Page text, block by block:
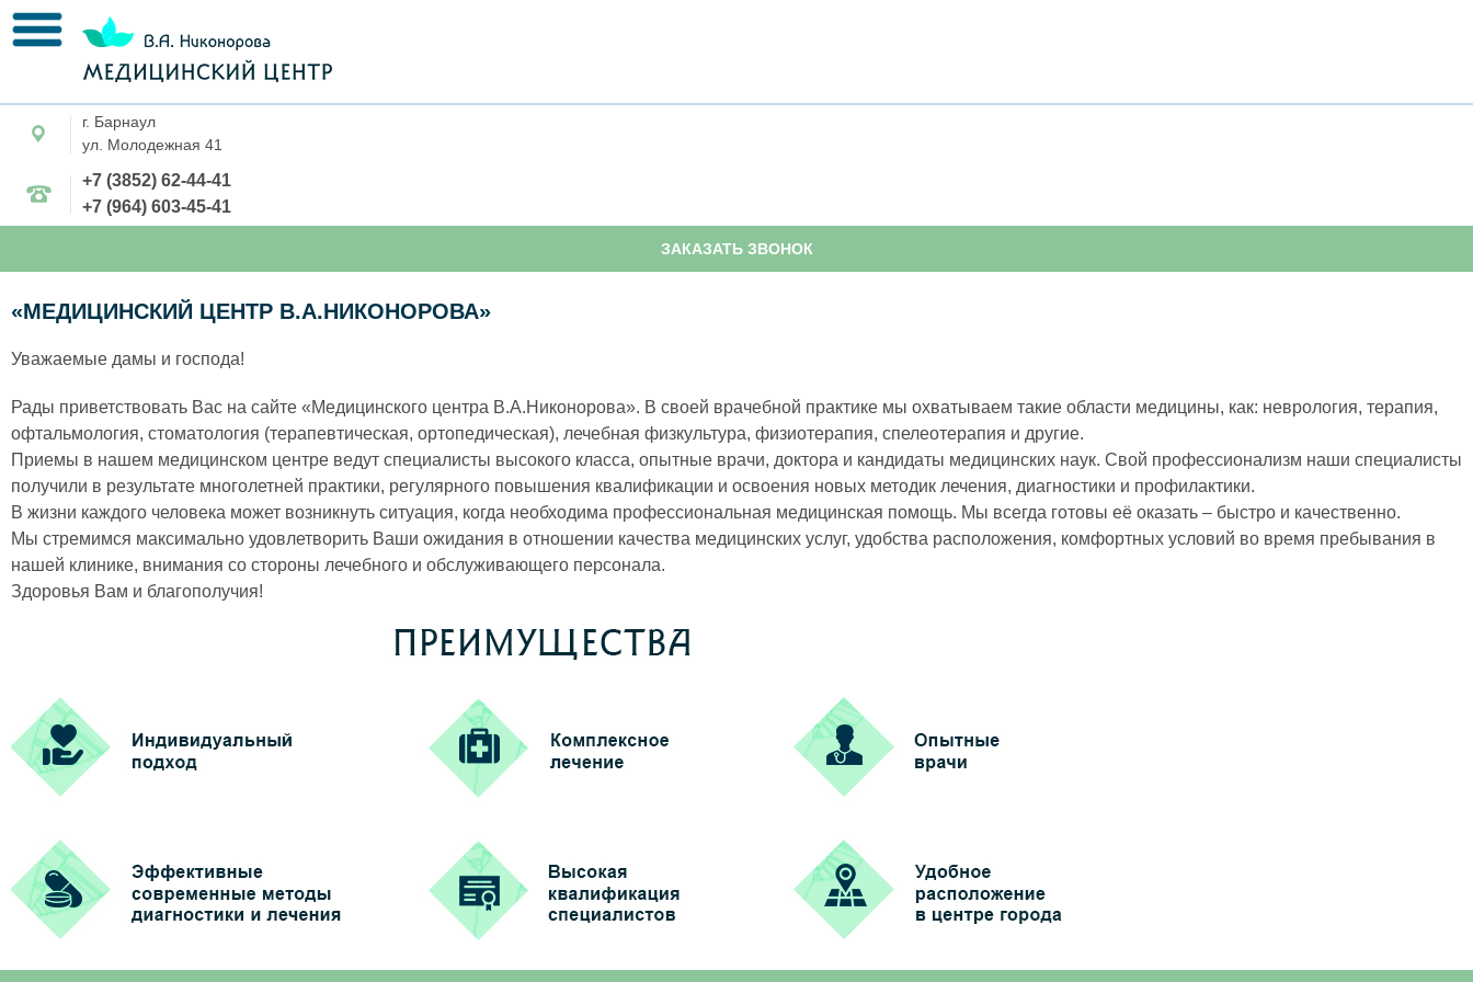
г. Барнаул
ул. Молодежная 41
+7 (3852) 62-44-41
+7 (964) 603-45-41
ЗАКАЗАТЬ ЗВОНОК
«МЕДИЦИНСКИЙ ЦЕНТР В.А.НИКОНОРОВА»
Уважаемые дамы и господа!
Рады приветствовать Вас на сайте «Медицинского центра В.А.Никонорова». В своей врачебной практике мы охватываем такие области медицины, как: неврология, терапия,
офтальмология, стоматология (терапевтическая, ортопедическая), лечебная физкультура, физиотерапия, спелеотерапия и другие.
Приемы в нашем медицинском центре ведут специалисты высокого класса, опытные врачи, доктора и кандидаты медицинских наук. Свой профессионализм наши специалисты
получили в результате многолетней практики, регулярного повышения квалификации и освоения новых методик лечения, диагностики и профилактики.
В жизни каждого человека может возникнуть ситуация, когда необходима профессиональная медицинская помощь. Мы всегда готовы её оказать – быстро и качественно.
Мы стремимся максимально удовлетворить Ваши ожидания в отношении качества медицинских услуг, удобства расположения, комфортных условий во время пребывания в
нашей клинике, внимания со стороны лечебного и обслуживающего персонала.
Здоровья Вам и благополучия!